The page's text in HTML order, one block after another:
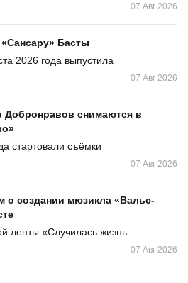
07 Авг 2026
Басты
2026 года выпустила
07 Авг 2026
Добронравов снимаются в
стартовали съёмки
07 Авг 2026
о создании мюзикла «Вальс-
ленты «Случилась жизнь:
07 Авг 2026